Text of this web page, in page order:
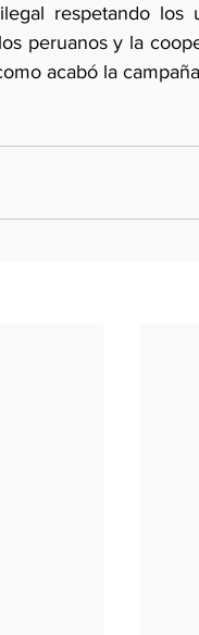
respetando los
peruanos y la
acabó la